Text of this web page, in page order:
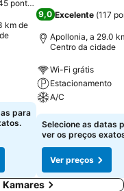
pontuações
km de
para
9,0 Excelente (117
Apollonia, a 29.0
Centro da cidade
Wi-Fi grátis
Estacionamento
A/C
Selecione as datas
ver os preços
Ver preços
Kamares